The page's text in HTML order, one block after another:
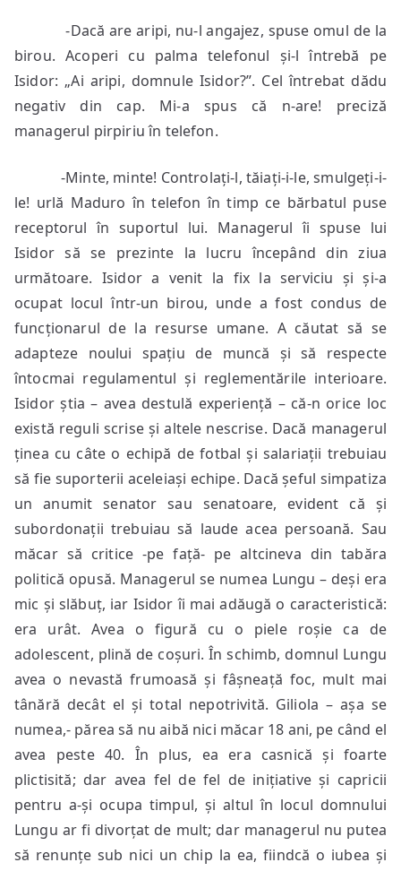
-Dacă are aripi, nu-l angajez, spuse omul de la
birou. Acoperi cu palma telefonul și-l întrebă pe
Isidor: „Ai aripi, domnule Isidor?”. Cel întrebat dădu
negativ din cap. Mi-a spus că n-are! preciză
managerul pirpiriu în telefon.
-Minte, minte! Controlați-l, tăiați-i-le, smulgeți-i-
le! urlă Maduro în telefon în timp ce bărbatul puse
receptorul în suportul lui. Managerul îi spuse lui
Isidor să se prezinte la lucru începând din ziua
următoare. Isidor a venit la fix la serviciu și și-a
ocupat locul într-un birou, unde a fost condus de
funcționarul de la resurse umane. A căutat să se
adapteze noului spațiu de muncă și să respecte
întocmai regulamentul și reglementările interioare.
Isidor știa – avea destulă experiență – că-n orice loc
există reguli scrise și altele nescrise. Dacă managerul
ținea cu câte o echipă de fotbal și salariații trebuiau
să fie suporterii aceleiași echipe. Dacă șeful simpatiza
un anumit senator sau senatoare, evident că și
subordonații trebuiau să laude acea persoană. Sau
măcar să critice -pe față- pe altcineva din tabăra
politică opusă. Managerul se numea Lungu – deși era
mic și slăbuț, iar Isidor îi mai adăugă o caracteristică:
era urât. Avea o figură cu o piele roșie ca de
adolescent, plină de coșuri. În schimb, domnul Lungu
avea o nevastă frumoasă și fâșneață foc, mult mai
tânără decât el și total nepotrivită. Giliola – așa se
numea,- părea să nu aibă nici măcar 18 ani, pe când el
avea peste 40. În plus, ea era casnică și foarte
plictisită; dar avea fel de fel de inițiative și capricii
pentru a-și ocupa timpul, și altul în locul domnului
Lungu ar fi divorțat de mult; dar managerul nu putea
să renunțe sub nici un chip la ea, fiindcă o iubea și